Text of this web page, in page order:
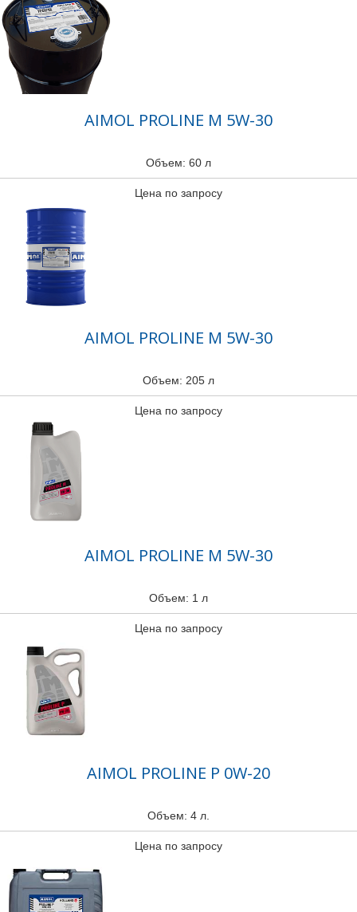
AIMOL PROLINE M 5W-30
Объем: 60 л
Цена по запросу
AIMOL PROLINE M 5W-30
Объем: 205 л
Цена по запросу
AIMOL PROLINE M 5W-30
Объем: 1 л
Цена по запросу
AIMOL PROLINE P 0W-20
Объем: 4 л.
Цена по запросу